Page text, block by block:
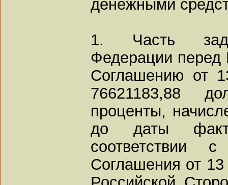
денежными
1. Часть
Федерации перед
Соглашению от
76621183,88
проценты,
до даты
Соглашения от 13